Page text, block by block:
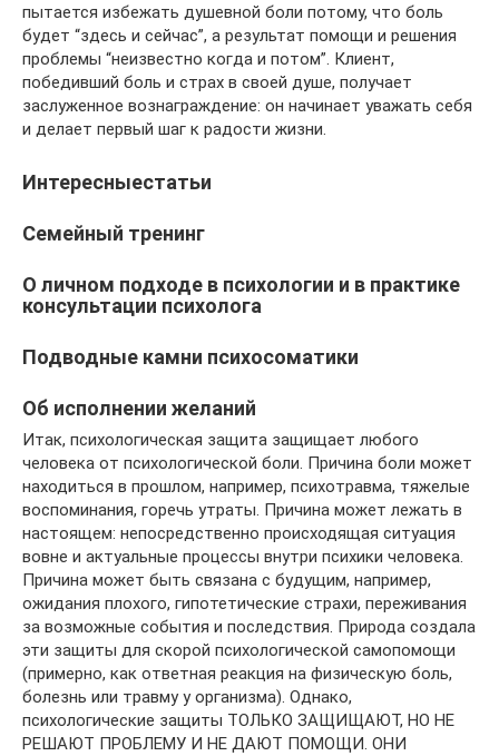
пытается избежать душевной боли потому, что боль
будет “здесь и сейчас”, а результат помощи и решения
проблемы “неизвестно когда и потом”. Клиент,
победивший боль и страх в своей душе, получает
заслуженное вознаграждение: он начинает уважать себя
и делает первый шаг к радости жизни.
Интересныестатьи
Семейный тренинг
О личном подходе в психологии и в практике
консультации психолога
Подводные камни психосоматики
Об исполнении желаний
Итак, психологическая защита защищает любого
человека от психологической боли. Причина боли может
находиться в прошлом, например, психотравма, тяжелые
воспоминания, горечь утраты. Причина может лежать в
настоящем: непосредственно происходящая ситуация
вовне и актуальные процессы внутри психики человека.
Причина может быть связана с будущим, например,
ожидания плохого, гипотетические страхи, переживания
за возможные события и последствия. Природа создала
эти защиты для скорой психологической самопомощи
(примерно, как ответная реакция на физическую боль,
болезнь или травму у организма). Однако,
психологические защиты ТОЛЬКО ЗАЩИЩАЮТ, НО НЕ
РЕШАЮТ ПРОБЛЕМУ И НЕ ДАЮТ ПОМОЩИ. ОНИ